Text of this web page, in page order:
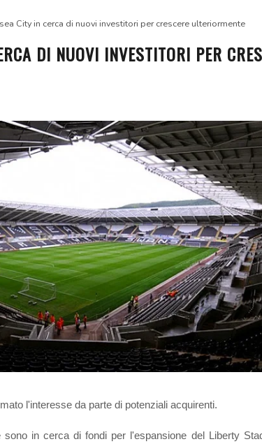
City in cerca di nuovi investitori per crescere ulteriormente
DI NUOVI INVESTITORI PER
l'interesse da parte di potenziali acquirenti.
in cerca di fondi per l'espansione del Liberty